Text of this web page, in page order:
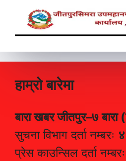
हाम्रो बारेमा
बारा खबर जीतपुर–७ बारा
सुचना विभाग दर्ता नम्बरः
प्रेस काउन्सिल दर्ता नम्बरः